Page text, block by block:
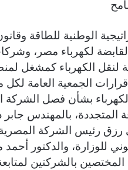
at
s
A
p
p
s
e
n
g
er
y
Li
n
k
gr
a
m
لكهرباء مصر، وشركات
لنقل الكهرباء كمشغل
الجمعية العامة
بشأن فصل
المتجددة، بالمهندس
رزق رئيس الشركة
للوزارة، والدكتور
المختصين بالشركتين